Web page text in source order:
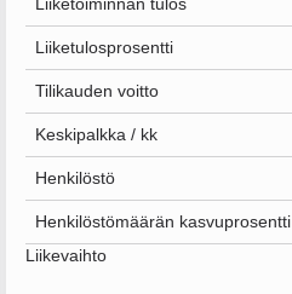
Liiketulosprosentti
Tilikauden voitto
Keskipalkka / kk
Henkilöstö
Henkilöstömäärän kasvuprosentti
Liikevaihto